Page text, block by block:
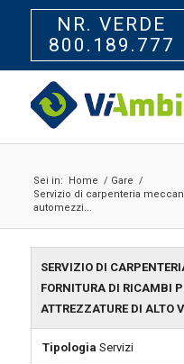
NR. VERDE
800.189.777
Sei in: Home / Gare /
Servizio di carpenteria
automezzi...
SERVIZIO DI
FORNITURA DI RICAMBI
ATTREZZATURE DI ALTO
Tipologia Servizi